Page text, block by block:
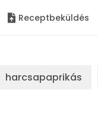
Receptbeküldés
harcsapaprikás